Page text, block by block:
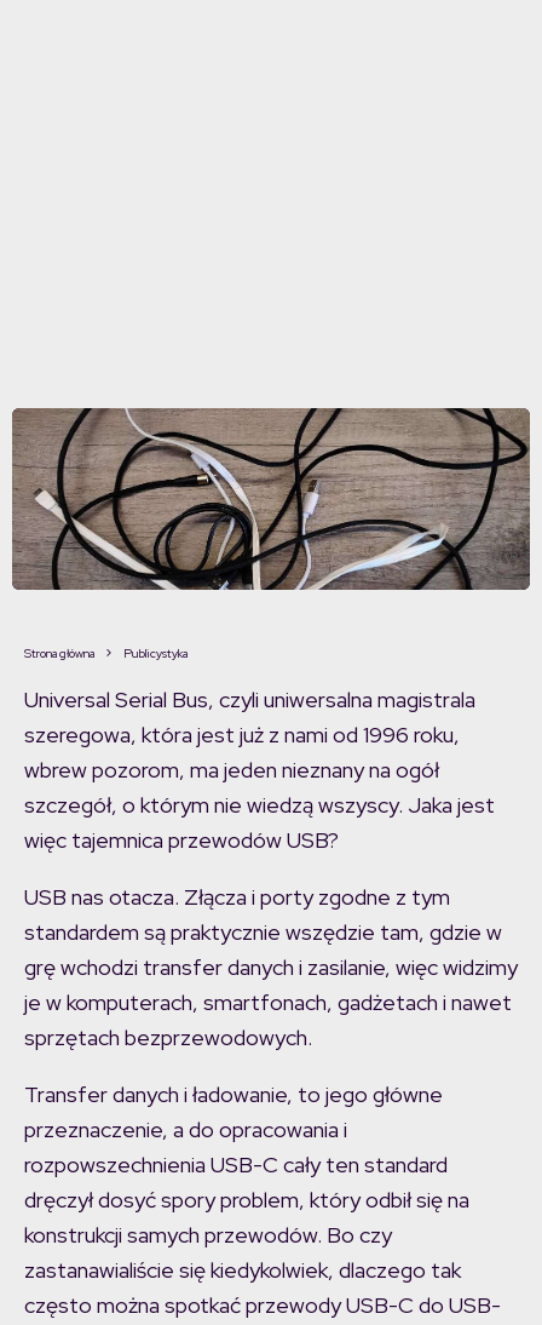
Strona główna Publicystyka
Universal Serial Bus, czyli uniwersalna magistrala
szeregowa, która jest już z nami od 1996 roku,
wbrew pozorom, ma jeden nieznany na ogół
szczegół, o którym nie wiedzą wszyscy. Jaka jest
więc tajemnica przewodów USB?
USB nas otacza. Złącza i porty zgodne z tym
standardem są praktycznie wszędzie tam, gdzie w
grę wchodzi transfer danych i zasilanie, więc widzimy
je w komputerach, smartfonach, gadżetach i nawet
sprzętach bezprzewodowych.
Transfer danych i ładowanie, to jego główne
przeznaczenie, a do opracowania i
rozpowszechnienia USB-C cały ten standard
dręczył dosyć spory problem, który odbił się na
konstrukcji samych przewodów. Bo czy
zastanawialiście się kiedykolwiek, dlaczego tak
często można spotkać przewody USB-C do USB-